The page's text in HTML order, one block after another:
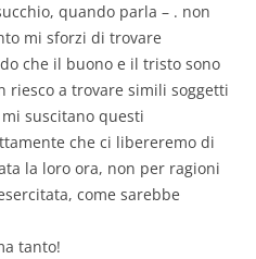
quando parla – . non
mi sforzi di trovare
che il buono e il tristo sono
riesco a trovare simili soggetti
suscitano questi
che ci libereremo di
la loro ora, non per ragioni
come sarebbe
tanto!